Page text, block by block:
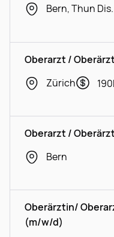
Oberarzt /
Zürich
Oberarzt /
Bern
Oberärztin/
(m/w/d)